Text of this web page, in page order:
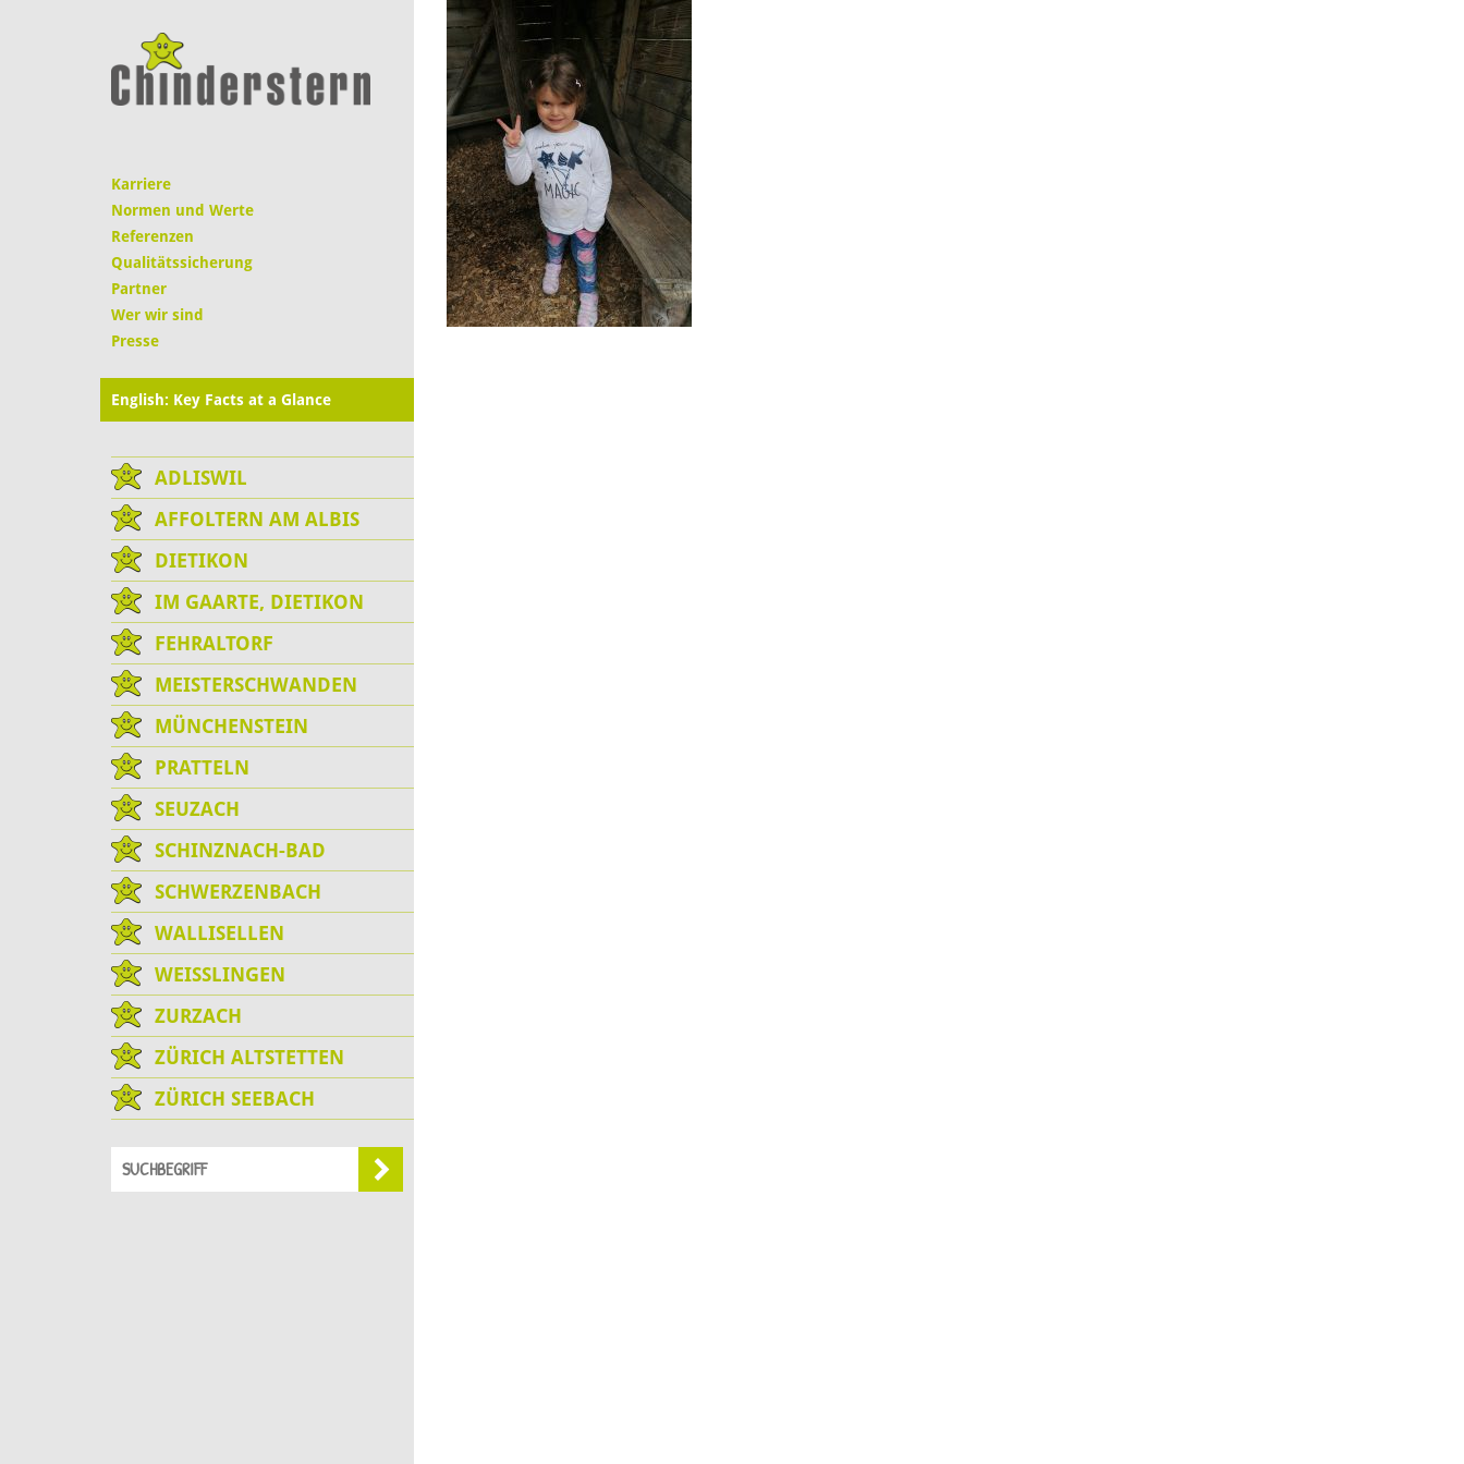
Karriere
Normen und Werte
Referenzen
Qualitätssicherung
Partner
Wer wir sind
Presse
English: Key Facts at a Glance
ADLISWIL
AFFOLTERN AM ALBIS
DIETIKON
IM GAARTE, DIETIKON
FEHRALTORF
MEISTERSCHWANDEN
MÜNCHENSTEIN
PRATTELN
SEUZACH
SCHINZNACH-BAD
SCHWERZENBACH
WALLISELLEN
WEISSLINGEN
ZURZACH
ZÜRICH ALTSTETTEN
ZÜRICH SEEBACH